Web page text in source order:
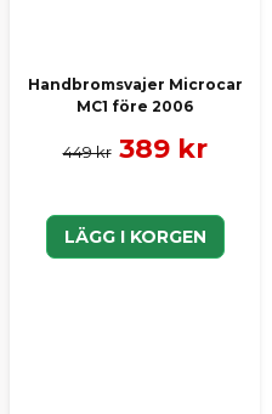
Handbromsvajer Microcar
MC1 före 2006
449 kr 389 kr
LÄGG I KORGEN